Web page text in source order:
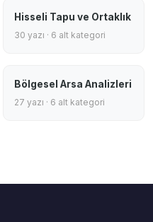
Hisseli Tapu ve Ortaklık
30 yazı · 6 alt kategori
Bölgesel Arsa Analizleri
27 yazı · 6 alt kategori